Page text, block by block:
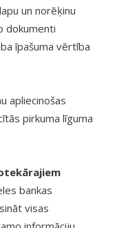
un norēķinu
dokumenti
īpašuma vērtība
apliecinošas
pirkuma līguma
bankas
visas